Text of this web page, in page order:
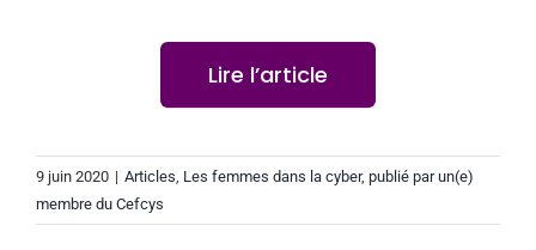
Lire l’article
9 juin 2020 | Articles, Les femmes dans la cyber, publié par un(e)
membre du Cefcys